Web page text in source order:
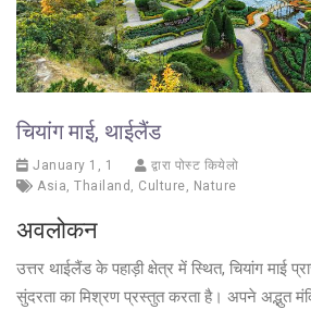
चियांग माई, थाईलैंड
January 1, 1
द्वारा पोस्ट कियेलो
Asia, Thailand , Culture, Nature
अवलोकन
उत्तर थाईलैंड के पहाड़ी क्षेत्र में स्थित, चियांग माई
सुंदरता का मिश्रण प्रस्तुत करता है। अपने अद्भुत